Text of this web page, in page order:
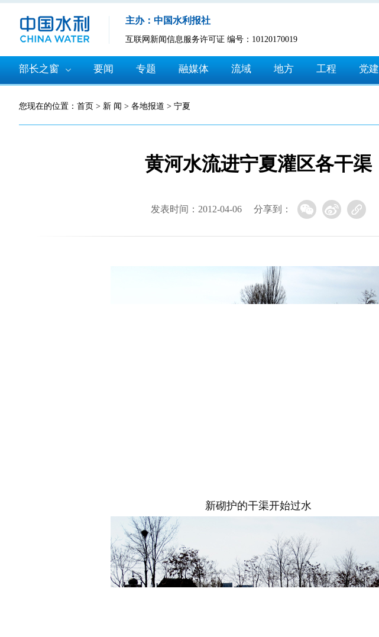
主办：中国水利报社
互联网新闻信息服务许可证 编号：10120170019
部长之窗 要闻 专题 融媒体 流域 地方 工程 党建
您现在的位置： 首页 > 新 闻 > 各地报道 > 宁夏
黄河水流进宁夏灌区各干渠
发表时间：2012-04-06 分享到：
新砌护的干渠开始过水